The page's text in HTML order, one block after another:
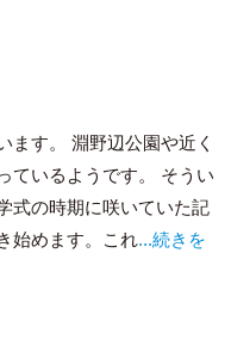
ます。 淵野辺公園や近く
ているようです。 そうい
式の時期に咲いていた記
始めます。これ...続きを